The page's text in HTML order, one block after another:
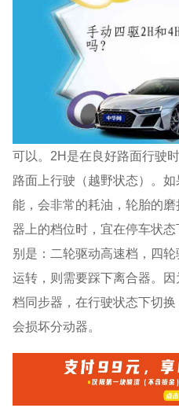
可以。2H是在良好路面行驶
路面上行驶（越野状态）。
能，会非常的耗油，轮胎的
器上的档位时，宜在停车状
别是：二轮驱动高速档，四
运转，则需要踩下离合器。
档同步器，在行驶状态下切
会损坏分动器。